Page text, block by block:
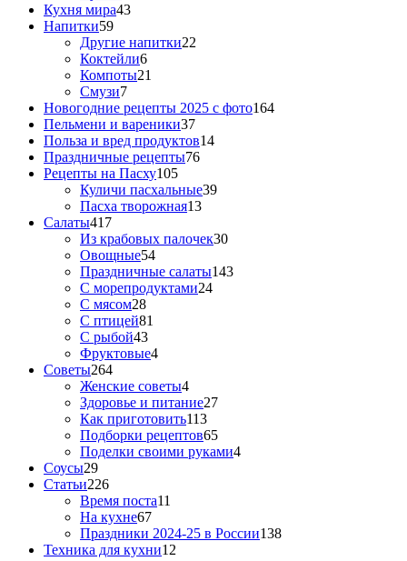
Кухня мира43
Напитки59
Другие напитки22
Коктейли6
Компоты21
Смузи7
Новогодние рецепты 2025 с фото164
Пельмени и вареники37
Польза и вред продуктов14
Праздничные рецепты76
Рецепты на Пасху105
Куличи пасхальные39
Пасха творожная13
Салаты417
Из крабовых палочек30
Овощные54
Праздничные салаты143
С морепродуктами24
С мясом28
С птицей81
С рыбой43
Фруктовые4
Советы264
Женские советы4
Здоровье и питание27
Как приготовить113
Подборки рецептов65
Поделки своими руками4
Соусы29
Статьи226
Время поста11
На кухне67
Праздники 2024-25 в России138
Техника для кухни12